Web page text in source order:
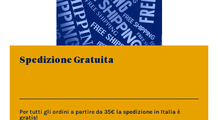
Spedizione Gratuita
Per tutti gli ordini a partire da 35€ la spedizione in Italia è
gratis!